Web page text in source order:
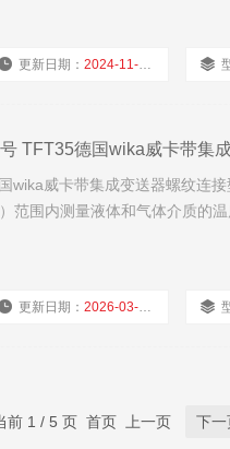
更新日期：2024-11-25
TFT35德国wika威卡带集
wika威卡带集成变送器螺纹连
范围内测量液体和气体介质的温
更新日期：2026-03-11
前 1 / 5 页 首页 上一页 下一